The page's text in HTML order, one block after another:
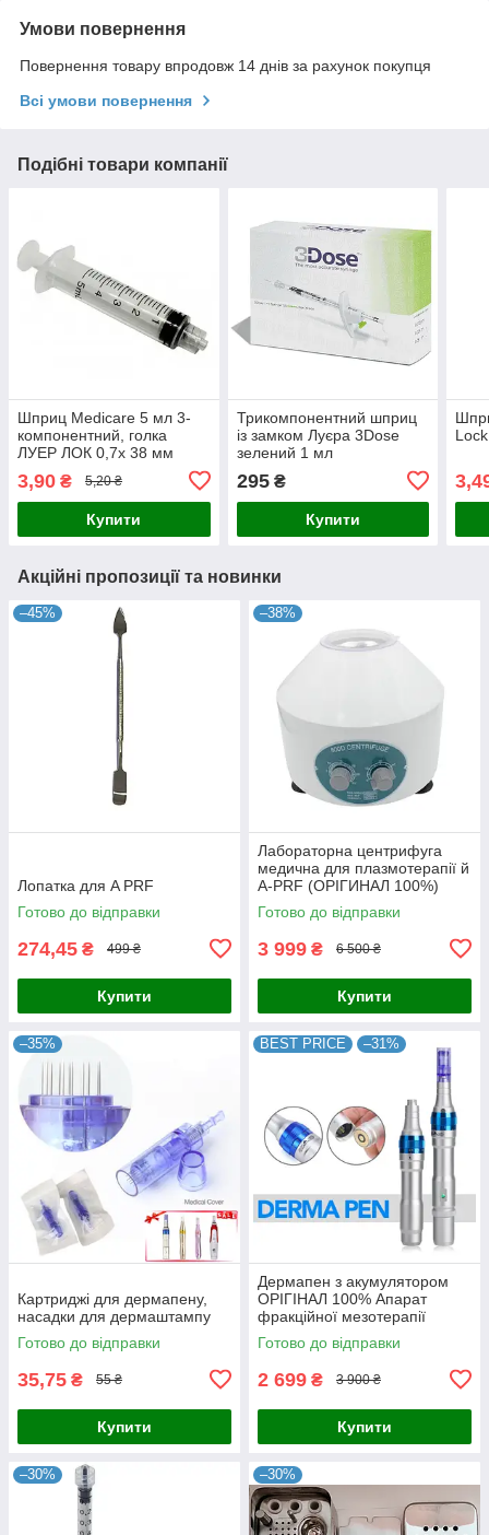
Умови повернення
Повернення товару впродовж 14 днів за рахунок покупця
Всі умови повернення
Подібні товари компанії
Шприц Medicare 5 мл 3-
компонентний, голка
ЛУЕР ЛОК 0,7х 38 мм
3,90 ₴ 5,20 ₴
Купити
Трикомпонентний шприц
із замком Луєра 3Dose
зелений 1 мл
295₴
Купити
Акційні пропозиції та новинки
–45%
Лопатка для A PRF
Готово до відправки
274,45 ₴ 499 ₴
Купити
–38%
Лабораторна центрифуга
медична для плазмотерапії й
A-PRF (ОРІГИНАЛ 100%)
Готово до відправки
3 999 ₴ 6 500 ₴
Купити
–35%
Картриджі для дермапену,
насадки для дермаштампу
Готово до відправки
35,75 ₴ 55 ₴
Купити
BEST PRICE –31%
Дермапен з акумулятором
ОРІГІНАЛ 100% Апарат
фракційної мезотерапії
Demapen Dr.Pen Ultima A6
Готово до відправки
2 699 ₴ 3 900 ₴
Купити
–30% –30%